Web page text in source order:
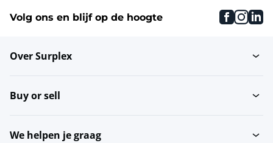
Plakkensnijders
vleesbreekmachines
Volg ons en blijf op de hoogte
Over Surplex
Buy or sell
We helpen je graag